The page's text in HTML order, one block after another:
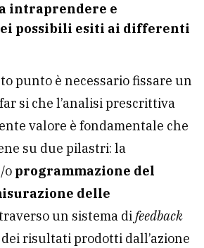
intraprendere e
possibili esiti ai differenti
punto è necessario fissare un
si che l’analisi prescrittiva
valore è fondamentale che
su due pilastri: la
o programmazione del
delle
un sistema difeedback
risultati prodotti dall’azione